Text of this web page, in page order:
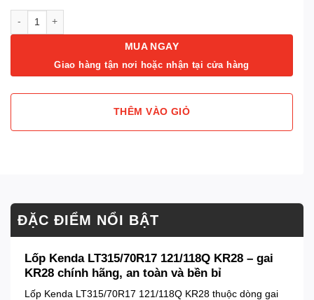
MUA NGAY
Giao hàng tận nơi hoặc nhận tại cửa hàng
THÊM VÀO GIỎ
ĐẶC ĐIỂM NỔI BẬT
Lốp Kenda LT315/70R17 121/118Q KR28 – gai
KR28 chính hãng, an toàn và bền bỉ
Lốp Kenda LT315/70R17 121/118Q KR28 thuộc dòng gai